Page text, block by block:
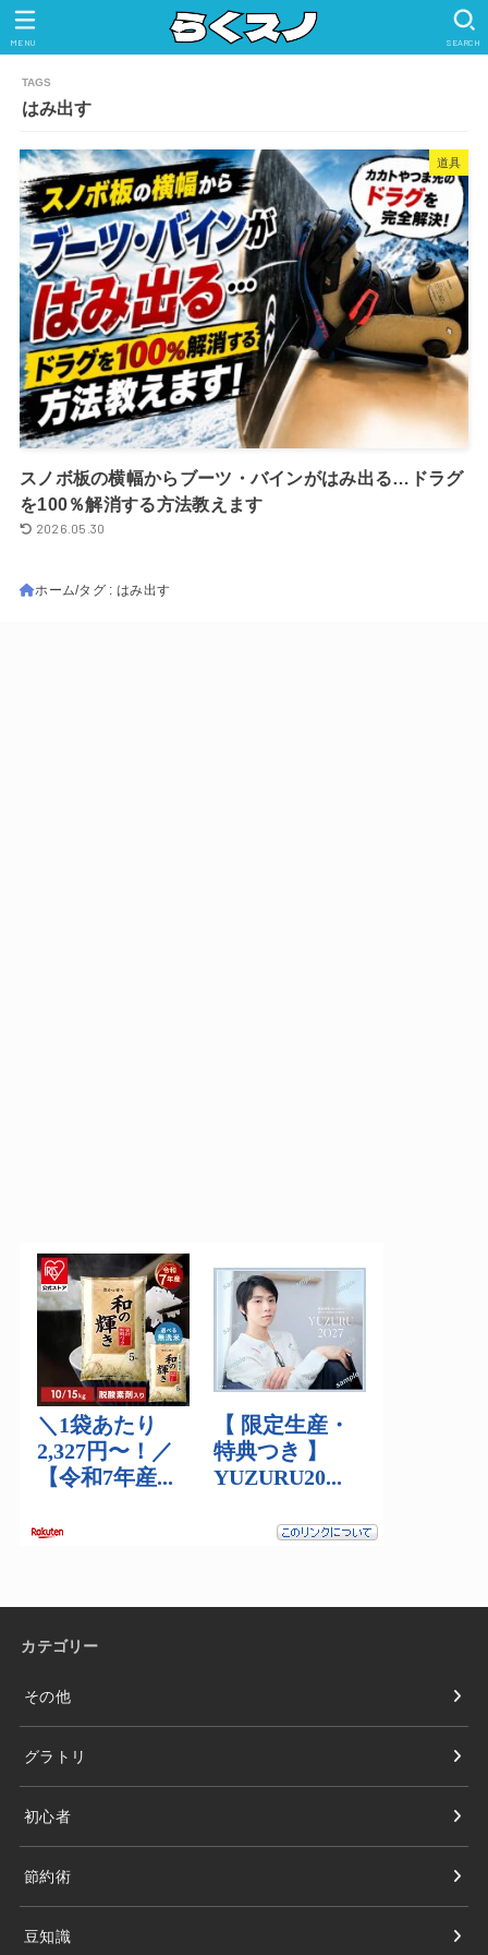
SEARCH
MENU
はみ出す
道具
スノボ板の横幅からブーツ・バインがはみ出る…ドラグ
を100％解消する方法教えます
2026.05.30
ホーム タグ : はみ出す
カテゴリー
その他
グラトリ
初心者
節約術
豆知識